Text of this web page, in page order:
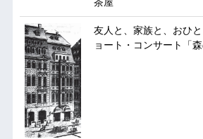
友人と、家族と、おひ
ョート・コンサート「